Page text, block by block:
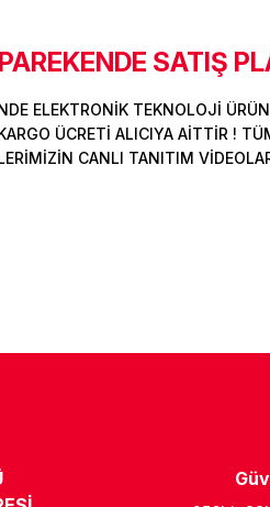
SATIŞ
ELEKTRONİK TEKNOLOJİ
ÜCRETİ ALICIYA AİTTİR !
CANLI TANITIM